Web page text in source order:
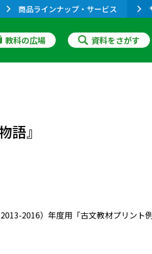
商品ラインナップ・サービス
教科の広場 資料をさがす
語』
2016）年度用「古文教材プリント